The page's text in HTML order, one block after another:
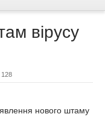
вірусу
128
нового штаму